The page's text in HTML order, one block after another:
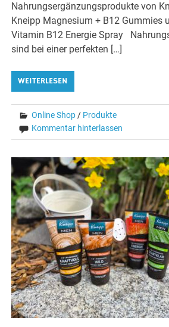
Nahrungsergänzungsprodukte von
Kneipp Magnesium + B12 Gummies
Vitamin B12 Energie Spray
sind bei einer perfekten […]
WEITERLESEN
Online Shop / Produkte
Kommentar hinterlassen